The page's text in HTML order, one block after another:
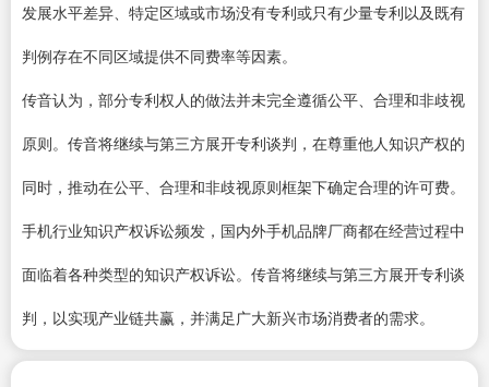
发展水平差异、特定区域或市场没有专利或只有少量专利以及既有
判例存在不同区域提供不同费率等因素。
传音认为，部分专利权人的做法并未完全遵循公平、合理和非歧视
原则。传音将继续与第三方展开专利谈判，在尊重他人知识产权的
同时，推动在公平、合理和非歧视原则框架下确定合理的许可费。
手机行业知识产权诉讼频发，国内外手机品牌厂商都在经营过程中
面临着各种类型的知识产权诉讼。传音将继续与第三方展开专利谈
判，以实现产业链共赢，并满足广大新兴市场消费者的需求。